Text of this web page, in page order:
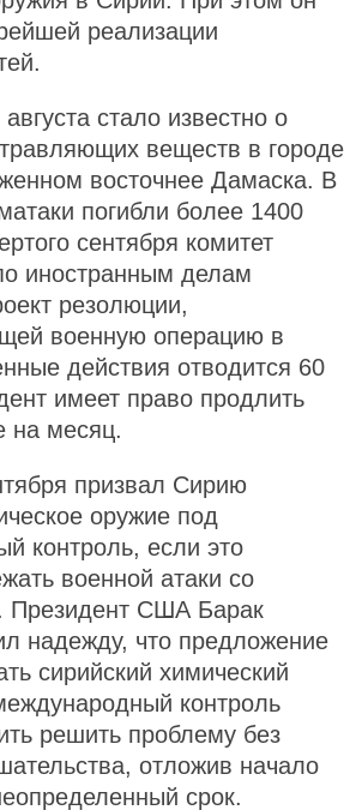
реализации
стало известно о
веществ в городе
восточнее Дамаска. В
погибли более 1400
сентября комитет
иностранным делам
резолюции,
военную операцию в
действия отводится 60
имеет право продлить
на месяц.
призвал Сирию
оружие под
контроль, если это
военной атаки со
США Барак
надежду, что предложение
сирийский химический
контроль
решить проблему без
отложив начало
срок.